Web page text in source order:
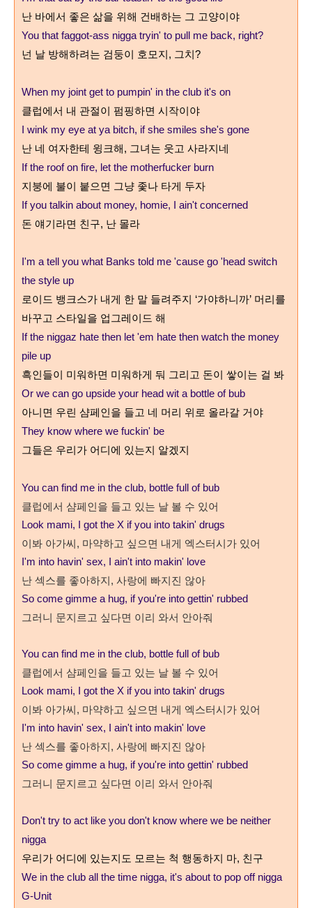
난 바에서 좋은 삶을 위해 건배하는 그 고양이야
You that faggot-ass nigga tryin' to pull me back, right?
넌 날 방해하려는 검둥이 호모지 , 그치 ?
When my joint get to pumpin' in the club it's on
클럽에서 내 관절이 펌핑하면 시작이야
I wink my eye at ya bitch, if she smiles she's gone
난 네 여자한테 윙크해 , 그녀는 웃고 사라지네
If the roof on fire, let the motherfucker burn
지붕에 불이 붙으면 그냥 좇나 타게 두자
If you talkin about money, homie, I ain't concerned
돈 얘기라면 친구, 난 몰라
I'm a tell you what Banks told me 'cause go 'head switch
the style up
로이드 뱅크스가 내게 한 말 들려주지 ‘가야하니까’ 머리를
바꾸고 스타일을 업그레이드 해
If the niggaz hate then let 'em hate then watch the money
pile up
흑인들이 미워하면 미워하게 둬 그리고 돈이 쌓이는 걸 봐
Or we can go upside your head wit a bottle of bub
아니면 우린 샴페인을 들고 네 머리 위로 올라갈 거야
They know where we fuckin' be
그들은 우리가 어디에 있는지 알겠지
You can find me in the club, bottle full of bub
클럽에서 샴페인을 들고 있는 날 볼 수 있어
Look mami, I got the X if you into takin' drugs
이봐 아가씨 , 마약하고 싶으면 내게 엑스터시가 있어
I'm into havin' sex, I ain't into makin' love
난 섹스를 좋아하지, 사랑에 빠지진 않아
So come gimme a hug, if you're into gettin' rubbed
그러니 문지르고 싶다면 이리 와서 안아줘
You can find me in the club, bottle full of bub
클럽에서 샴페인을 들고 있는 날 볼 수 있어
Look mami, I got the X if you into takin' drugs
이봐 아가씨 , 마약하고 싶으면 내게 엑스터시가 있어
I'm into havin' sex, I ain't into makin' love
난 섹스를 좋아하지, 사랑에 빠지진 않아
So come gimme a hug, if you're into gettin' rubbed
그러니 문지르고 싶다면 이리 와서 안아줘
Don't try to act like you don't know where we be neither
nigga
우리가 어디에 있는지도 모르는 척 행동하지 마, 친구
We in the club all the time nigga, it's about to pop off nigga
G-Unit